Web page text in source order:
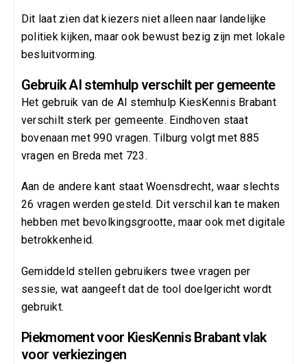
Dit laat zien dat kiezers niet alleen naar landelijke
politiek kijken, maar ook bewust bezig zijn met lokale
besluitvorming.
Gebruik AI stemhulp verschilt per gemeente
Het gebruik van de AI stemhulp KiesKennis Brabant
verschilt sterk per gemeente. Eindhoven staat
bovenaan met 990 vragen. Tilburg volgt met 885
vragen en Breda met 723.
Aan de andere kant staat Woensdrecht, waar slechts
26 vragen werden gesteld. Dit verschil kan te maken
hebben met bevolkingsgrootte, maar ook met digitale
betrokkenheid.
Gemiddeld stellen gebruikers twee vragen per
sessie, wat aangeeft dat de tool doelgericht wordt
gebruikt.
Piekmoment voor KiesKennis Brabant vlak
voor verkiezingen